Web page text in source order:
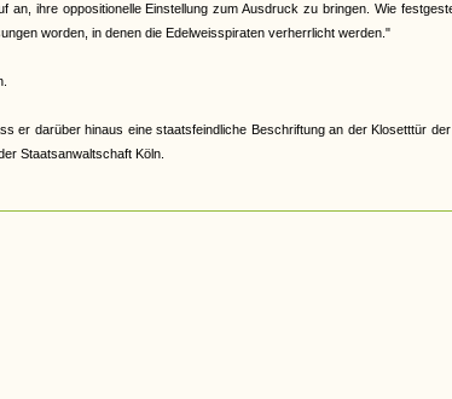
ihre oppositionelle Einstellung zum Ausdruck zu bringen. Wie
worden, in denen die Edelweisspiraten verherrlicht werden."
er darüber hinaus eine staatsfeindliche Beschriftung an der Klosetttür
Staatsanwaltschaft Köln.